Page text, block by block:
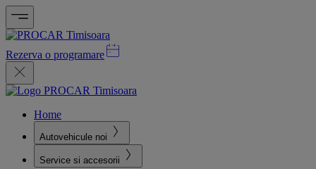
Rezerva o programare
Home
Autovehicule noi
Service si accesorii